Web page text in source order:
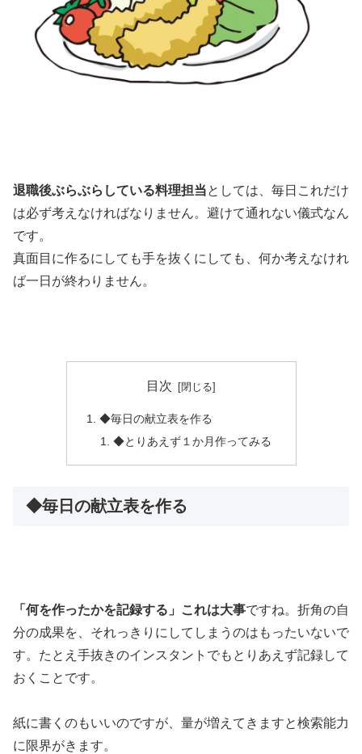
退職後ぶらぶらしている料理担当としては、毎日これだけ
は必ず考えなければなりません。避けて通れない儀式なん
です。
真面目に作るにしても手を抜くにしても、何か考えなけれ
ば一日が終わりません。
目次
◆毎日の献立表を作る
◆とりあえず１か月作ってみる
◆毎日の献立表を作る
「何を作ったかを記録する」これは大事ですね。折角の自
分の成果を、それっきりにしてしまうのはもったいないで
す。たとえ手抜きのインスタントでもとりあえず記録して
おくことです。
紙に書くのもいいのですが、量が増えてきますと検索能力
に限界がきます。